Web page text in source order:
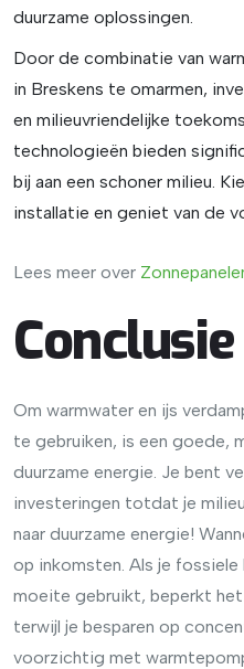
duurzame oplossingen.
Door de combinatie van
in Breskens te omarmen,
en milieuvriendelijke
technologieën bieden
bij aan een schoner milieu.
installatie en geniet van de
Lees meer over
Conclusie
Om warmwater en ijs
te gebruiken, is een goede,
duurzame energie. Je bent
investeringen totdat je
naar duurzame energie!
op inkomsten. Als je
moeite gebruikt, beperkt
terwijl je besparen op
voorzichtig met